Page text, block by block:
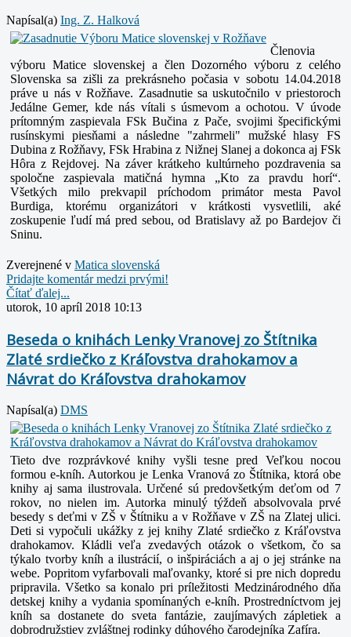
Napísal(a) Ing. Z. Halková
Členovia
výboru Matice slovenskej a člen Dozorného výboru z celého
Slovenska sa zišli za prekrásneho počasia v sobotu 14.04.2018
práve u nás v Rožňave. Zasadnutie sa uskutočnilo v priestoroch
Jedálne Gemer, kde nás vítali s úsmevom a ochotou. V úvode
prítomným zaspievala FSk Bučina z Pače, svojimi špecifickými
rusínskymi piesňami a následne "zahrmeli" mužské hlasy FS
Dubina z Rožňavy, FSk Hrabina z Nižnej Slanej a dokonca aj FSk
Hôra z Rejdovej. Na záver krátkeho kultúrneho pozdravenia sa
spoločne zaspievala matičná hymna „Kto za pravdu horí“.
Všetkých milo prekvapil príchodom primátor mesta Pavol
Burdiga, ktorému organizátori v krátkosti vysvetlili, aké
zoskupenie ľudí má pred sebou, od Bratislavy až po Bardejov či
Sninu.
Zverejnené v Matica slovenská
Pridajte komentár medzi prvými!
Čítať ďalej...
utorok, 10 apríl 2018 10:13
Beseda o knihách Lenky Vranovej zo Štítnika
Zlaté srdiečko z Kráľovstva drahokamov a
Návrat do Kráľovstva drahokamov
Napísal(a) DMS
Tieto dve rozprávkové knihy vyšli tesne pred Veľkou nocou
formou e-kníh. Autorkou je Lenka Vranová zo Štítnika, ktorá obe
knihy aj sama ilustrovala. Určené sú predovšetkým deťom od 7
rokov, no nielen im. Autorka minulý týždeň absolvovala prvé
besedy s deťmi v ZŠ v Štítniku a v Rožňave v ZŠ na Zlatej ulici.
Deti si vypočuli ukážky z jej knihy Zlaté srdiečko z Kráľovstva
drahokamov. Kládli veľa zvedavých otázok o všetkom, čo sa
týkalo tvorby kníh a ilustrácií, o inšpiráciách a aj o jej stránke na
webe. Popritom vyfarbovali maľovanky, ktoré si pre nich dopredu
pripravila. Všetko sa konalo pri príležitosti Medzinárodného dňa
detskej knihy a vydania spomínaných e-kníh. Prostredníctvom jej
kníh sa dostanete do sveta fantázie, zaujímavých zápletiek a
dobrodružstiev zvláštnej rodinky dúhového čarodejníka Zafíra.